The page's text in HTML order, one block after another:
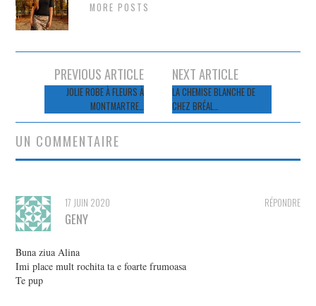
MORE POSTS
Navigation
articles
PREVIOUS ARTICLE
JOLIE ROBE À FLEURS À
MONTMARTRE…
NEXT ARTICLE
LA CHEMISE BLANCHE DE
CHEZ BRÉAL…
UN COMMENTAIRE
RÉPONDRE
17 JUIN 2020
GENY
Buna ziua Alina
Imi place mult rochita ta e foarte frumoasa
Te pup